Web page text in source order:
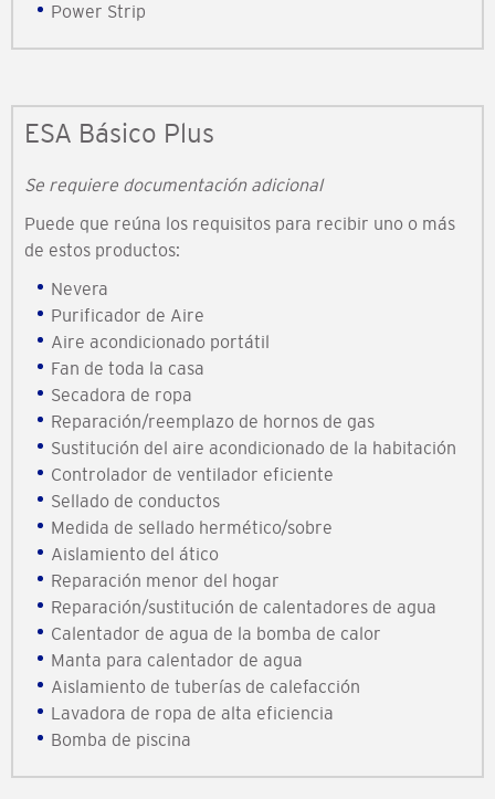
Power Strip
ESA Básico Plus
Se requiere documentación adicional
Puede que reúna los requisitos para recibir uno o más
de estos productos:
Nevera
Purificador de Aire
Aire acondicionado portátil
Fan de toda la casa
Secadora de ropa
Reparación/reemplazo de hornos de gas
Sustitución del aire acondicionado de la habitación
Controlador de ventilador eficiente
Sellado de conductos
Medida de sellado hermético/sobre
Aislamiento del ático
Reparación menor del hogar
Reparación/sustitución de calentadores de agua
Calentador de agua de la bomba de calor
Manta para calentador de agua
Aislamiento de tuberías de calefacción
Lavadora de ropa de alta eficiencia
Bomba de piscina